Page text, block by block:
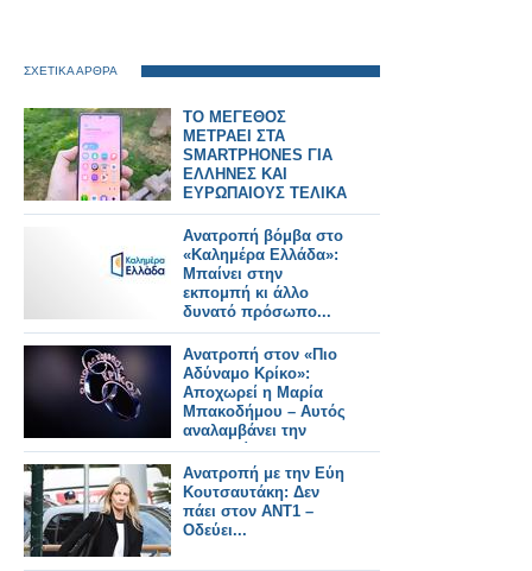
ΣΧΕΤΙΚΑ ΑΡΘΡΑ
ΤΟ ΜΕΓΕΘΟΣ
ΜΕΤΡΑΕΙ ΣΤΑ
SMARTPHONES ΓΙΑ
ΕΛΛΗΝΕΣ ΚΑΙ
ΕΥΡΩΠΑΙΟΥΣ ΤΕΛΙΚΑ
Ανατροπή βόμβα στο
«Καλημέρα Ελλάδα»:
Μπαίνει στην
εκπομπή κι άλλο
δυνατό πρόσωπο...
Ανατροπή στον «Πιο
Αδύναμο Κρίκο»:
Αποχωρεί η Μαρία
Μπακοδήμου – Αυτός
αναλαμβάνει την
παρουσίαση
Ανατροπή με την Εύη
Κουτσαυτάκη: Δεν
πάει στον ΑΝΤ1 –
Οδεύει...